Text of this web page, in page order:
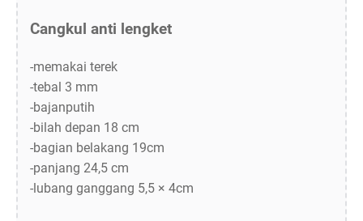
Cangkul anti lengket
-memakai terek
-tebal 3 mm
-bajanputih
-bilah depan 18 cm
-bagian belakang 19cm
-panjang 24,5 cm
-lubang ganggang 5,5 × 4cm